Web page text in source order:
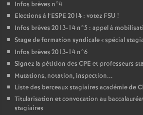
Infos brèves n°4
Elections à l’ESPE 2014 : votez FSU !
Infos brèves 2013-14 n°5 : appel à
Stage de formation syndicale «spécial
Infos brèves 2013-14 n°6
Signez la pétition des CPE et professeurs
Mutations, notation, inspection...
Liste des berceaux stagiaires académie de
Titularisation et convocation au
stagiaires